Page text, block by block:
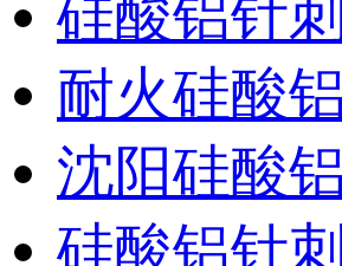
硅酸铝针
耐火硅酸
沈阳硅酸
硅酸铝针